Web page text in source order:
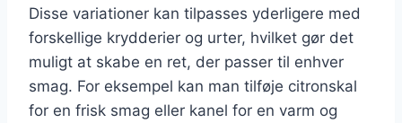
Disse variationer kan tilpasses yderligere med
forskellige krydderier og urter, hvilket gør det
muligt at skabe en ret, der passer til enhver
smag. For eksempel kan man tilføje citronskal
for en frisk smag eller kanel for en varm og